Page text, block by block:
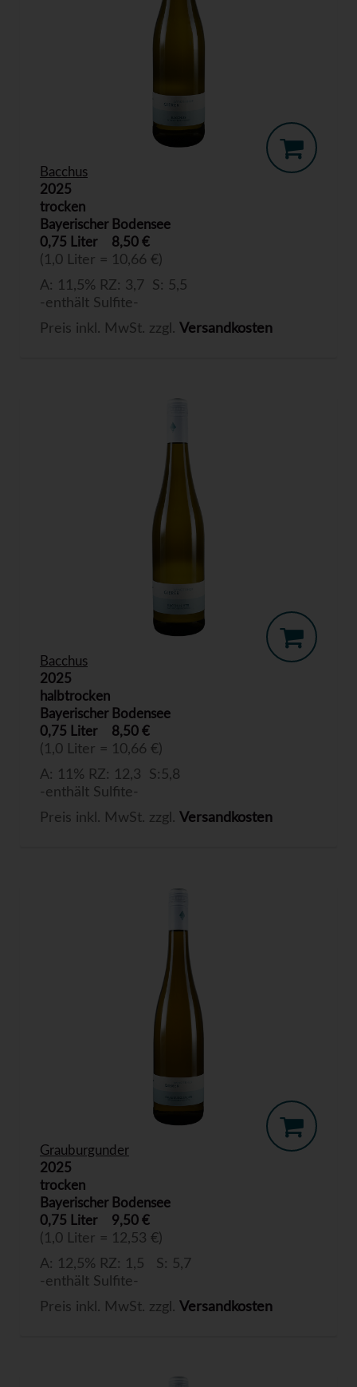
Bacchus
2025
trocken
Bayerischer Bodensee
0,75 Liter
8,50 €
(1,0 Liter = 10,66 €)
A: 11,5% RZ: 3,7 S: 5,5
-enthält Sulfite-
Preis inkl. MwSt. zzgl. Versandkosten
Bacchus
2025
halbtrocken
Bayerischer Bodensee
0,75 Liter
8,50 €
(1,0 Liter = 10,66 €)
A: 11% RZ: 12,3 S:5,8
-enthält Sulfite-
Preis inkl. MwSt. zzgl. Versandkosten
Grauburgunder
2025
trocken
Bayerischer Bodensee
0,75 Liter
9,50 €
(1,0 Liter = 12,53 €)
A: 12,5% RZ: 1,5 S: 5,7
-enthält Sulfite-
Preis inkl. MwSt. zzgl. Versandkosten